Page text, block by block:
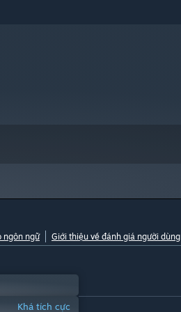
ngôn ngữ Giới thiệu về đánh giá người dùng
Khá tích cực